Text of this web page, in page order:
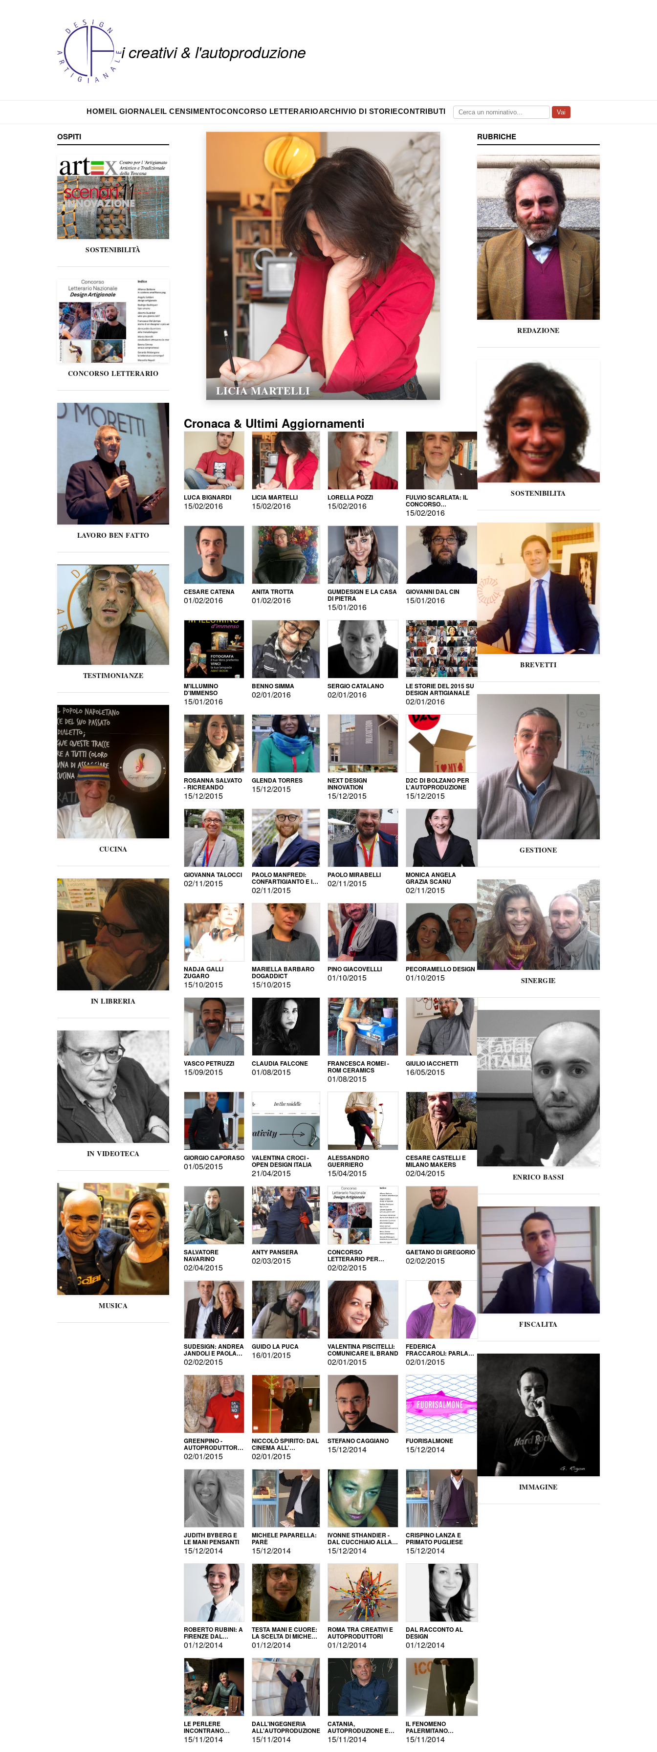
i creativi & l'autoproduzione
HOMEIL GIORNALEIL CENSIMENTOCONCORSO LETTERARIOARCHIVIO DI STORIECONTRIBUTI Vai
OSPITI
SOSTENIBILITÀ
CONCORSO LETTERARIO
LAVORO BEN FATTO
TESTIMONIANZE
CUCINA
IN LIBRERIA
IN VIDEOTECA
MUSICA
LORELLA POZZI
Cronaca & Ultimi Aggiornamenti
LUCA BIGNARDI
15/02/2016
LICIA MARTELLI
15/02/2016
LORELLA POZZI
15/02/2016
FULVIO SCARLATA: IL
CONCORSO
LETTERARIO
15/02/2016
CESARE CATENA
01/02/2016
ANITA TROTTA
01/02/2016
GUMDESIGN E LA CASA
DI PIETRA
15/01/2016
GIOVANNI DAL CIN
15/01/2016
M'ILLUMINO
D'IMMENSO
15/01/2016
BENNO SIMMA
02/01/2016
SERGIO CATALANO
02/01/2016
LE STORIE DEL 2015 SU
DESIGN ARTIGIANALE
02/01/2016
ROSANNA SALVATO
- RICREANDO
15/12/2015
GLENDA TORRES
15/12/2015
NEXT DESIGN
INNOVATION
15/12/2015
D2C DI BOLZANO PER
L'AUTOPRODUZIONE
15/12/2015
GIOVANNA TALOCCI
02/11/2015
PAOLO MANFREDI:
CONFARTIGIANTO E IL
SONDAGGIO
02/11/2015
PAOLO MIRABELLI
02/11/2015
MONICA ANGELA
GRAZIA SCANU
02/11/2015
NADJA GALLI
ZUGARO
15/10/2015
MARIELLA BARBARO
DOGADDICT
15/10/2015
PINO GIACOVELLLI
01/10/2015
PECORAMELLO DESIGN
01/10/2015
VASCO PETRUZZI
15/09/2015
CLAUDIA FALCONE
01/08/2015
FRANCESCA ROMEI -
ROM CERAMICS
01/08/2015
GIULIO IACCHETTI
16/05/2015
GIORGIO CAPORASO
01/05/2015
VALENTINA CROCI -
OPEN DESIGN ITALIA
21/04/2015
ALESSANDRO
GUERRIERO
15/04/2015
CESARE CASTELLI E
MILANO MAKERS
02/04/2015
SALVATORE
NAVARINO
02/04/2015
ANTY PANSERA
02/03/2015
CONCORSO
LETTERARIO PER
DESIGNER
02/02/2015
GAETANO DI GREGORIO
02/02/2015
SUDESIGN: ANDREA
JANDOLI E PAOLA
PISAPIA
02/02/2015
GUIDO LA PUCA
16/01/2015
VALENTINA PISCITELLI:
COMUNICARE IL BRAND
02/01/2015
FEDERICA
FRACCAROLI: PARLARE
LINGUE DIVERSE
02/01/2015
GREENPINO -
AUTOPRODUTTORE
PER AMORE
02/01/2015
NICCOLÒ SPIRITO: DAL
CINEMA ALL'
AUTOPRODUZIONE
02/01/2015
STEFANO CAGGIANO
15/12/2014
FUORISALMONE
15/12/2014
JUDITH BYBERG E
LE MANI PENSANTI
15/12/2014
MICHELE PAPARELLA:
PARÈ
15/12/2014
IVONNE STHANDIER -
DAL CUCCHIAIO ALLA
CITTÀ
15/12/2014
CRISPINO LANZA E
PRIMATO PUGLIESE
15/12/2014
ROBERTO RUBINI: A
FIRENZE DAL
PRODOTTO ALLA
PROMOZIONE
01/12/2014
TESTA MANI E CUORE:
LA SCELTA DI MICHELE
BARBERIO
01/12/2014
ROMA TRA CREATIVI E
AUTOPRODUTTORI
01/12/2014
DAL RACCONTO AL
DESIGN
01/12/2014
LE PERLERE
INCONTRANO
L'AUTOPRODUZIONE
15/11/2014
DALL'INGEGNERIA
ALL'AUTOPRODUZIONE
15/11/2014
CATANIA,
AUTOPRODUZIONE E
COMMERCIALIZZAZIONE
15/11/2014
IL FENOMENO
PALERMITANO
DELL'AUTOPRODUZIONE
15/11/2014
RUBRICHE
REDAZIONE
SOSTENIBILITA
BREVETTI
GESTIONE
SINERGIE
ENRICO BASSI
FISCALITA
IMMAGINE